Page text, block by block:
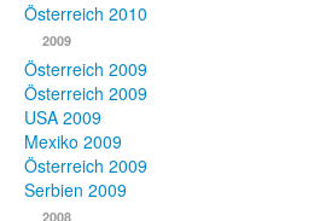
Österreich 2010
2009
Österreich 2009
Österreich 2009
USA 2009
Mexiko 2009
Österreich 2009
Serbien 2009
2008